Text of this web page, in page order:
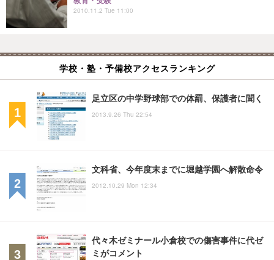
2010.11.2 Tue 11:00
学校・塾・予備校アクセスランキング
足立区の中学野球部での体罰、保護者に聞く
2013.9.26 Thu 22:54
文科省、今年度末までに堀越学園へ解散命令
2012.10.29 Mon 12:34
代々木ゼミナール小倉校での傷害事件に代ゼ
ミがコメント